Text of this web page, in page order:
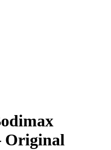
Original